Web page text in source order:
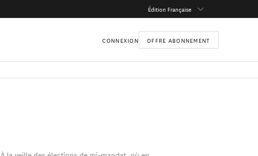
Édition Française
CONNEXION OFFRE ABONNEMENT